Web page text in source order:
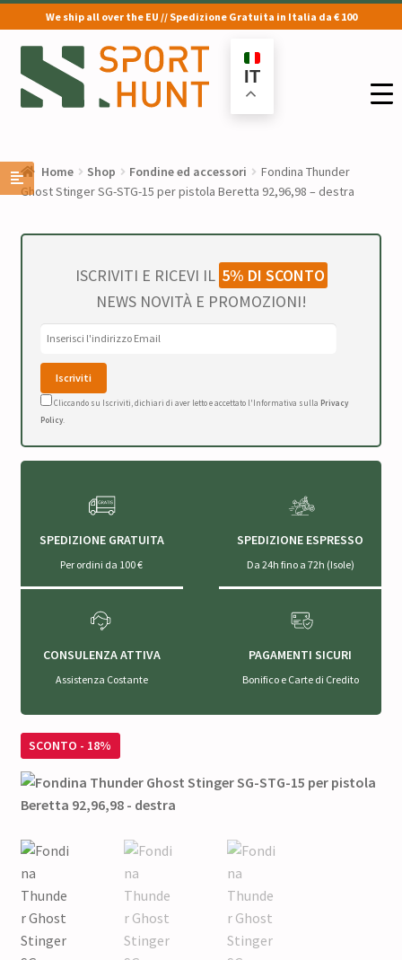
We ship all over the EU // Spedizione Gratuita in Italia da € 100
Vai
alla
navigazione
Vai
al
contenuto
IT
Home Shop Fondine ed accessori
Fondina Thunder
Ghost Stinger SG-STG-15 per pistola Beretta 92,96,98 – destra
ISCRIVITI E RICEVI IL 5% DI SCONTO
NEWS NOVITÀ E PROMOZIONI!
Cliccando su Iscriviti, dichiari di aver letto e accettato l'Informativa sulla Privacy
Policy.
SPEDIZIONE GRATUITA
Per ordini da 100 €
SPEDIZIONE ESPRESSO
Da 24h fino a 72h (Isole)
CONSULENZA ATTIVA
Assistenza Costante
PAGAMENTI SICURI
Bonifico e Carte di Credito
SCONTO - 18%